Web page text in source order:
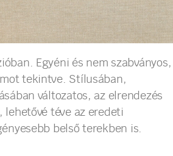
Egyéni és nem szabványos,
tekintve. Stílusában,
változatos, az elrendezés
lehetővé téve az eredeti
belső terekben is.